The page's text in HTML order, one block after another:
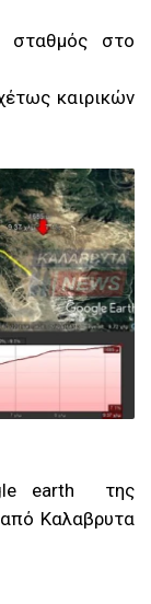
σταθμός στο
καιρικών
earth της
Καλαβρυτα